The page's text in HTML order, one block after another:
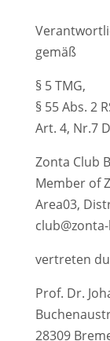
gemäß
§ 5 TMG,
§ 55 Abs. 2
Art. 4, Nr.7
Zonta Club
Member of
Area03,
vertreten
Prof. Dr.
28309